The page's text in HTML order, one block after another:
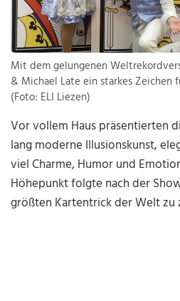
Mit dem gelungenen
& Michael Late ein starkes Zeichen
(Foto: ELI Liezen)
Vor vollem Haus präsentierten
lang moderne Illusionskunst,
viel Charme, Humor und
Höhepunkt folgte nach der
größten Kartentrick der Welt zu